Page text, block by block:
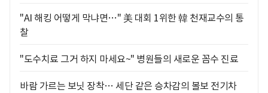
"AI 해킹 어떻게 막냐면…" 美 대회 1위한 韓 천재교수의 통
찰
"도수치료 그거 하지 마세요~" 병원들의 새로운 꼼수 진료
바람 가르는 보닛 장착… 세단 같은 승차감의 볼보 전기차